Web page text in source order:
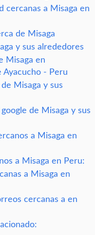
cercanas a Misaga en
de Misaga
y sus alrededores
Misaga en
Ayacucho - Peru
Misaga y sus
de Misaga y sus
a Misaga en
a Misaga en Peru:
a Misaga en
cercanas a en